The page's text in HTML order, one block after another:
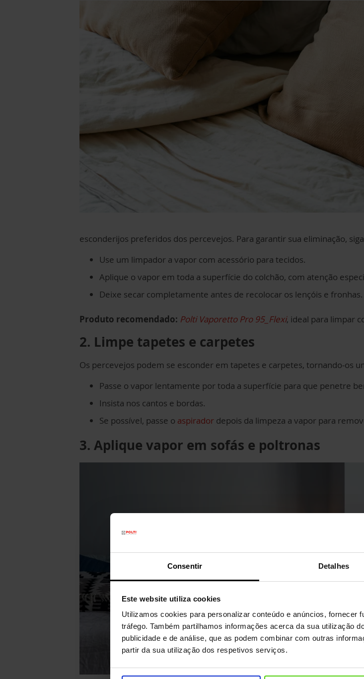
Consentir Detalhes
Este website utiliza cookies
Utilizamos cookies para personalizar conteúdo e anúncios, fornecer
tráfego. Também partilhamos informações acerca da sua utilização
publicidade e de análise, que as podem combinar com outras
partir da sua utilização dos respetivos serviços.
esconderijos preferidos dos percevejos. Para garantir sua eliminação,
Use um limpador a vapor com acessório para tecidos.
Aplique o vapor em toda a superfície do colchão, com atenção
Deixe secar completamente antes de recolocar os lençóis e fronhas.
Produto recomendado: Polti Vaporetto Pro 95_Flexi, ideal para limpar
2. Limpe tapetes e carpetes
Os percevejos podem se esconder em tapetes e carpetes, tornando-os
Passe o vapor lentamente por toda a superfície para que penetre
Insista nos cantos e bordas.
Se possível, passe o aspirador depois da limpeza a vapor para
3. Aplique vapor em sofás e poltronas